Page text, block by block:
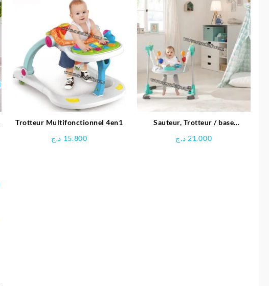
Trotteur Multifonctionnel 4en1
15.800 د.ج
Sauteur, Trotteur / base
HAUCK
21.000 د.ج